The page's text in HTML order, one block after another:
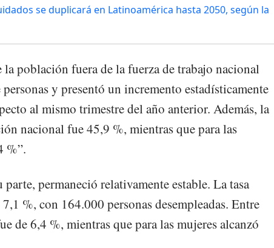
se duplicará en Latinoamérica hasta 2050, según la
la población fuera de la fuerza de trabajo nacional
y presentó un incremento estadísticamente
al mismo trimestre del año anterior. Además, la
nacional fue 45,9 %, mientras que para las
%”.
permaneció relativamente estable. La tasa
%, con 164.000 personas desempleadas. Entre
de 6,4 %, mientras que para las mujeres alcanzó